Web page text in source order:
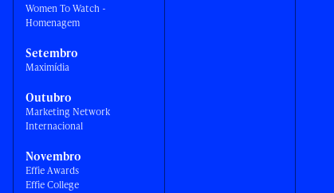
Women To Watch -
Homenagem
Setembro
Maximídia
Outubro
Marketing Network
Internacional
Novembro
Effie Awards
Effie College